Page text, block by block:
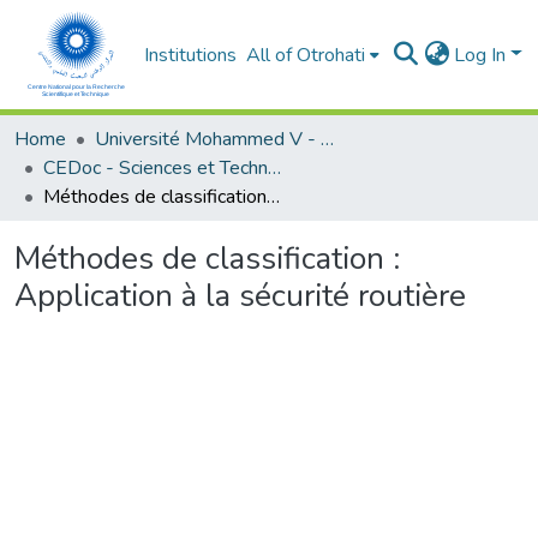
Institutions All of Otrohati Log In
Home
Université Mohammed V - Rabat
CEDoc - Sciences et Technologies
Méthodes de classification : Application à la sécurité routière
Méthodes de classification :
Application à la sécurité routière